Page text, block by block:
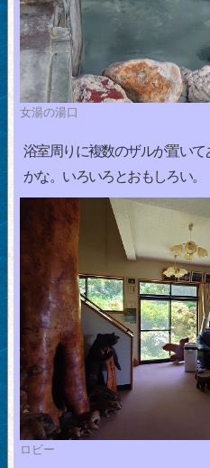
女湯の湯口
浴室周りに複数のザルが置い
かな。いろいろとおもしろい。
ロビー